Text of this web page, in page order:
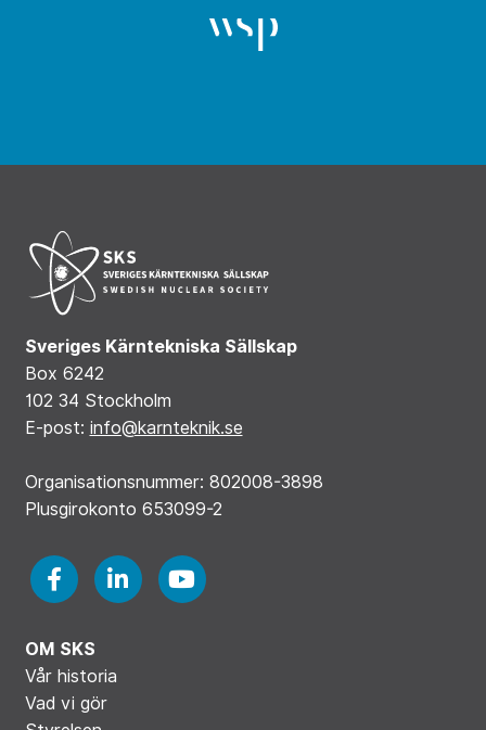
Sveriges Kärntekniska Sällskap
Box 6242
102 34 Stockholm
E-post: info@karnteknik.se
Organisationsnummer: 802008-3898
Plusgirokonto 653099-2
OM SKS
Vår historia
Vad vi gör